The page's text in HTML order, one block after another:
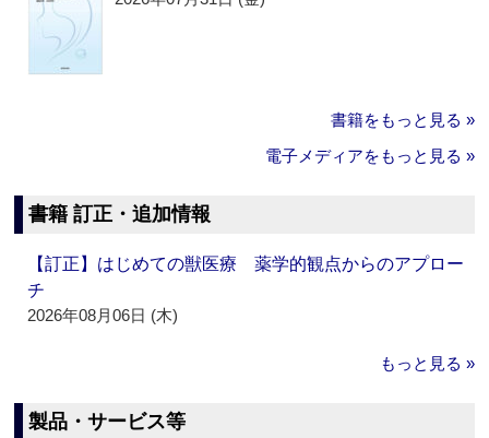
書籍をもっと見る »
電子メディアをもっと見る »
書籍 訂正・追加情報
【訂正】はじめての獣医療 薬学的観点からのアプロー
チ
2026年08月06日 (木)
もっと見る »
製品・サービス等